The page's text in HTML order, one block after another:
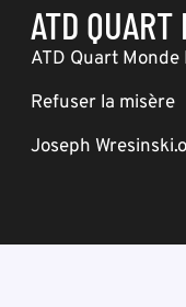
ATD QUART
ATD Quart
Refuser la misère
Joseph